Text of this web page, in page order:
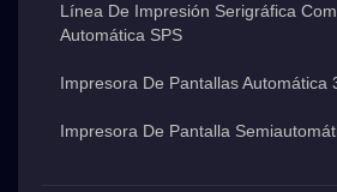
Línea De Impresión Serigráfica
Automática SPS
Impresora De Pantallas Automática
Impresora De Pantalla